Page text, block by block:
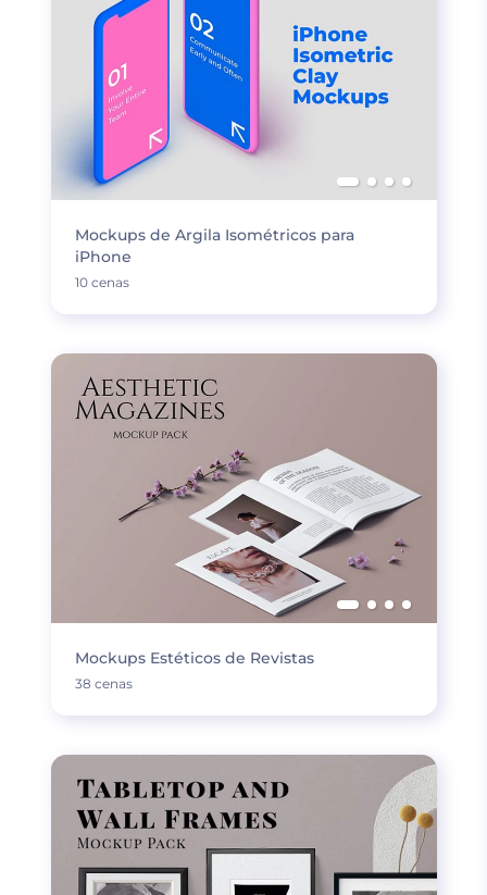
Mockups de Argila Isométricos para
iPhone
10 cenas
Mockups Estéticos de Revistas
38 cenas